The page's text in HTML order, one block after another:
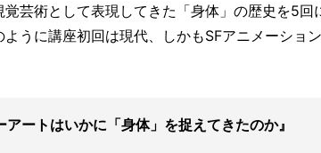
覚芸術として表現してきた「身体」の歴史を5
ように講座初回は現代、しかもSFアニメーショ
アートはいかに「身体」を捉えてきたのか』